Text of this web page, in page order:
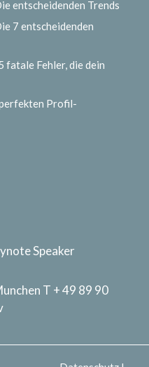
entscheidenden Trends
7 entscheidenden
fatale Fehler, die dein
Profil-
Speaker
T + 49 89 90